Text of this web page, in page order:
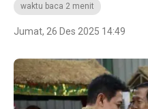
waktu baca 2 menit
Jumat, 26 Des 2025 14:49